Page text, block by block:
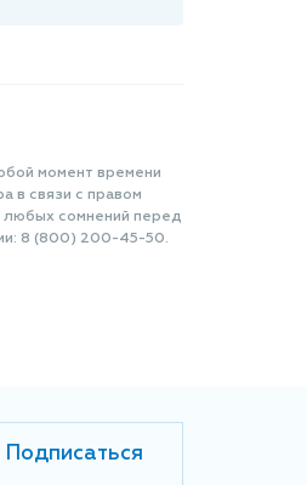
момент времени
в связи с правом
любых сомнений перед
8 (800) 200-45-50.
Подписаться